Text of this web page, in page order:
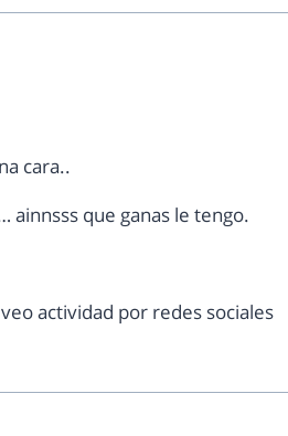
cara..
ainnsss que ganas le tengo.
actividad por redes sociales